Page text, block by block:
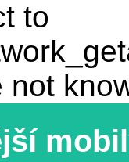
to
not